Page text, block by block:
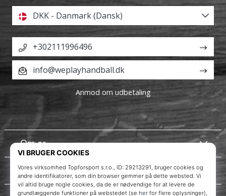
Om os
Kundeservice
DKK - Danmark (Dansk)
+302111996496
info@weplayhandball.dk
Anmod om udbetaling